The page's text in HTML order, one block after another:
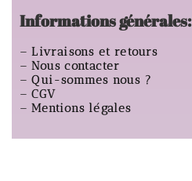
Informations générales:
–Livraisons et retours
–Nous contacter
–Qui-sommes nous ?
–CGV
–Mentions légales